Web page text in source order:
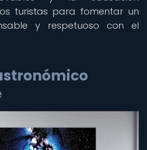
turistas para fomentar un
y respetuoso con el